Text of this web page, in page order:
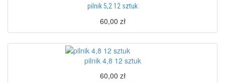
pilnik 5,2 12 sztuk
60,00 zł
pilnik 4,8 12 sztuk
60,00 zł